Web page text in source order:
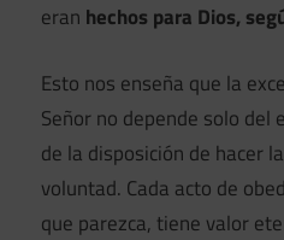
eran hechos para Dios,
Esto nos enseña que la
Señor no depende solo del
de la disposición de hacer
voluntad. Cada acto de
que parezca, tiene valor